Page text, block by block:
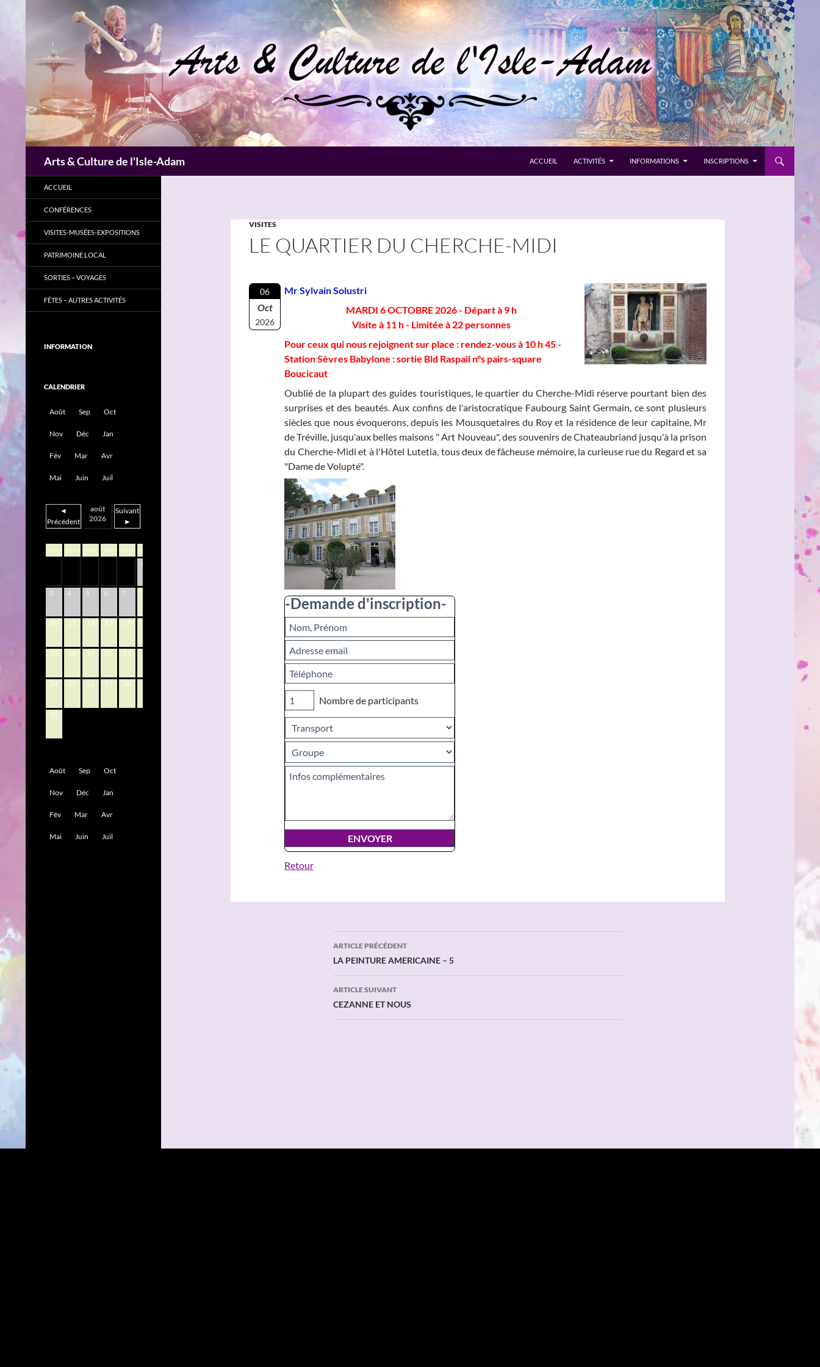
Arts & Culture de l'Isle-Adam ACCUEIL ACTIVITÉS INFORMATIONS INSCRIPTIONS
VISITES
LE QUARTIER DU CHERCHE-MIDI
06
Oct
2026
Mr Sylvain Solustri
MARDI 6 OCTOBRE 2026 - Départ à 9 h
Visite à 11 h - Limitée à 22 personnes
Pour ceux qui nous rejoignent sur place : rendez-vous à 10 h 45 -
Station Sèvres Babylone : sortie Bld Raspail n°s pairs-square
Boucicaut
Oublié de la plupart des guides touristiques, le quartier du Cherche-Midi réserve pourtant bien des
surprises et des beautés. Aux confins de l'aristocratique Faubourg Saint Germain, ce sont plusieurs
siècles que nous évoquerons, depuis les Mousquetaires du Roy et la résidence de leur capitaine, Mr
de Tréville, jusqu'aux belles maisons " Art Nouveau", des souvenirs de Chateaubriand jusqu'à la prison
du Cherche-Midi et à l'Hôtel Lutetia, tous deux de fâcheuse mémoire, la curieuse rue du Regard et sa
"Dame de Volupté".
-Demande d'inscription-
Nombre de participants
Retour
Navigation
des
articles
ARTICLE PRÉCÉDENT
LA PEINTURE AMERICAINE – 5
ARTICLE SUIVANT
CEZANNE ET NOUS
ACCUEIL
CONFÉRENCES
VISITES-MUSÉES-EXPOSITIONS
PATRIMOINE LOCAL
SORTIES – VOYAGES
FÊTES – AUTRES ACTIVITÉS
INFORMATION
CALENDRIER
Août Sep Oct
Nov Déc Jan
Fév Mar Avr
Mai Juin Juil
◄
Précédent
août
2026
Suivant
►
lun mar mer jeu ven sam
1
3 4 5 6 7 8
10 11 12 13 14 15
17 18 19 20 21 22
24 25 26 27 28 29
31
Août Sep Oct
Nov Déc Jan
Fév Mar Avr
Mai Juin Juil